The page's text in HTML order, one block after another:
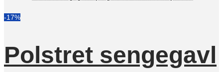
-17%
Polstret sengegavl